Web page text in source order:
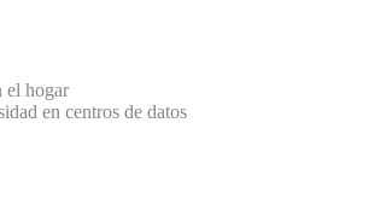
el hogar
en centros de datos